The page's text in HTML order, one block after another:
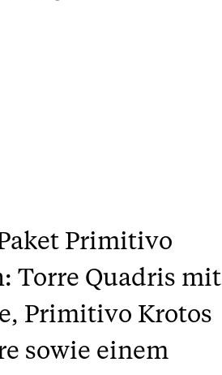
Primitivo
Torre Quadris mit
Primitivo Krotos
sowie einem